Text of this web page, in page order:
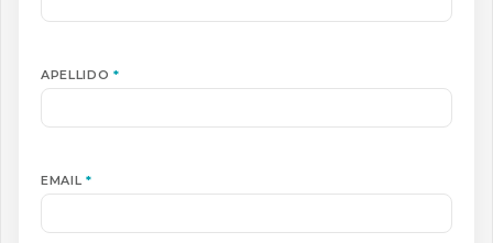
APELLIDO *
EMAIL *